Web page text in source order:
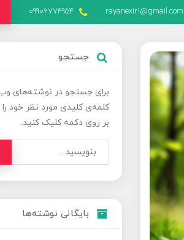
rayanexir1@gmail.com
09906774954
جستجو
برای جستجو در نوشته‌های
کلمه‌ی کلیدی مورد نظر خود
بر روی دکمه کلیک کنید.
بایگانی نوشته‌ها